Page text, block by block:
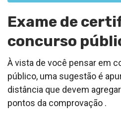
Exame de
concurso
À vista de você pensar em
público, uma sugestão é
distância que devem
pontos da comprovação .